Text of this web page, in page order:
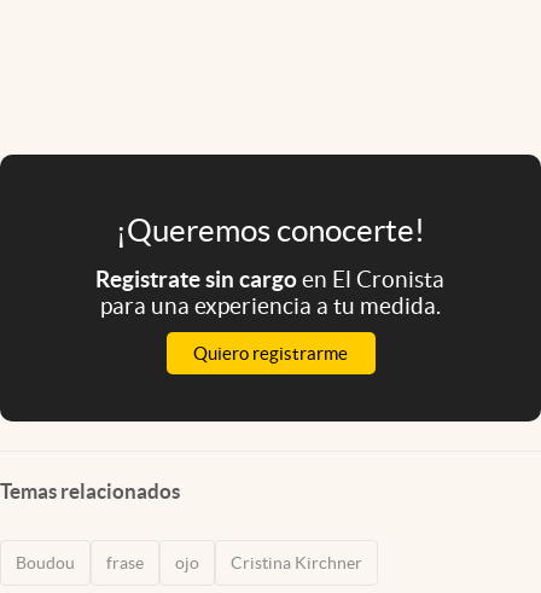
¡Queremos conocerte!
Registrate sin cargoen El Cronista
para una experiencia a tu medida.
Quiero registrarme
Temas relacionados
Boudou frase ojo Cristina Kirchner